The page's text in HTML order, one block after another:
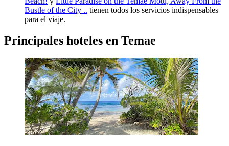
Bustle of the City .. tienen todos los servicios indispensables
para el viaje.
Principales hoteles en Temae